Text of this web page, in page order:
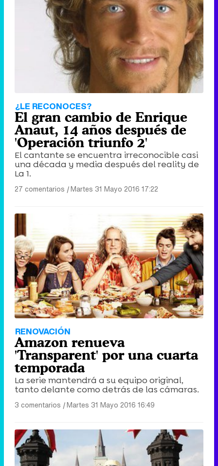
¿LE RECONOCES?
El gran cambio de Enrique
Anaut, 14 años después de
'Operación triunfo 2'
El cantante se encuentra irreconocible casi
una década y media después del reality de
La 1.
27 comentarios |Martes 31 Mayo 2016 17:22
RENOVACIÓN
Amazon renueva
'Transparent' por una cuarta
temporada
La serie mantendrá a su equipo original,
tanto delante como detrás de las cámaras.
3 comentarios |Martes 31 Mayo 2016 16:49